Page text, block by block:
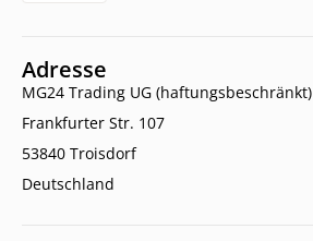
Adresse
MG24 Trading UG (haftungsbeschränkt)
Frankfurter Str. 107
53840 Troisdorf
Deutschland